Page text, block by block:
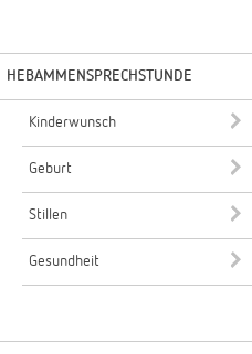
HEBAMMENSPRECHSTUNDE
Kinderwunsch
Geburt
Stillen
Gesundheit